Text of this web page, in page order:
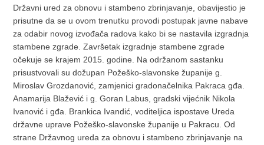
Državni ured za obnovu i stambeno zbrinjavanje, obavijestio je
prisutne da se u ovom trenutku provodi postupak javne nabave
za odabir novog izvođača radova kako bi se nastavila izgradnja
stambene zgrade. Završetak izgradnje stambene zgrade
očekuje se krajem 2015. godine. Na održanom sastanku
prisustvovali su dožupan Požeško-slavonske županije g.
Miroslav Grozdanović, zamjenici gradonačelnika Pakraca gđa.
Anamarija Blažević i g. Goran Labus, gradski vijećnik Nikola
Ivanović i gđa. Brankica Ivandić, voditeljica ispostave Ureda
državne uprave Požeško-slavonske županije u Pakracu. Od
strane Državnog ureda za obnovu i stambeno zbrinjavanje na